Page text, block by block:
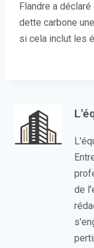
Flandre a
dette carbone
si cela inclut les
de